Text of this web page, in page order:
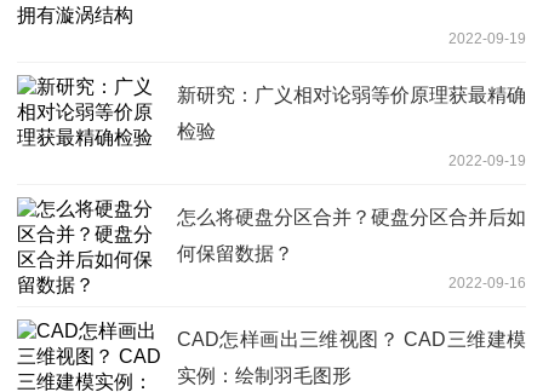
2022-09-19
新研究：广义相对论弱等价原理获最精确
检验
2022-09-19
怎么将硬盘分区合并？硬盘分区合并后如
何保留数据？
2022-09-16
CAD怎样画出三维视图？ CAD三维建模
实例：绘制羽毛图形